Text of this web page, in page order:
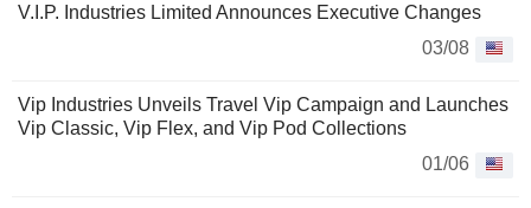
V.I.P. Industries Limited Announces Executive Changes
03/08
Vip Industries Unveils Travel Vip Campaign and Launches
Vip Classic, Vip Flex, and Vip Pod Collections
01/06